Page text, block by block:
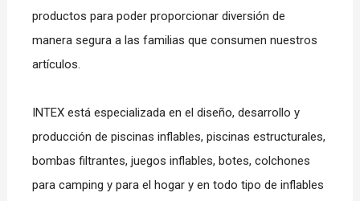
productos para poder proporcionar diversión de
manera segura a las familias que consumen nuestros
artículos.
INTEX está especializada en el diseño, desarrollo y
producción de piscinas inflables, piscinas estructurales,
bombas filtrantes, juegos inflables, botes, colchones
para camping y para el hogar y en todo tipo de inflables